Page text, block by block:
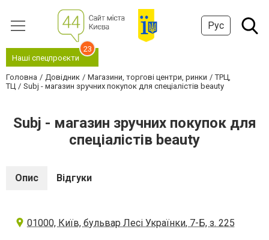
Рус
Наші спецпроєкти
23
Головна Довідник Магазини, торгові центри, ринки
ТРЦ,
ТЦ
Subj - магазин зручних покупок для спеціалістів beauty
Subj - магазин зручних покупок для
спеціалістів beauty
Опис Відгуки
01000, Київ, бульвар Лесі Українки, 7-Б, з. 225